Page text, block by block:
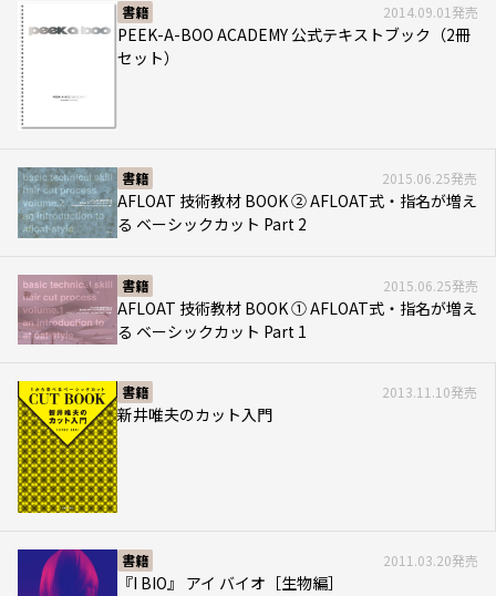
書籍 2014.09.01発売
PEEK-A-BOO ACADEMY 公式テキストブック（2冊
セット）
書籍 2015.06.25発売
AFLOAT 技術教材 BOOK ② AFLOAT式・指名が増え
る ベーシックカット Part 2
書籍 2015.06.25発売
AFLOAT 技術教材 BOOK ① AFLOAT式・指名が増え
る ベーシックカット Part 1
書籍 2013.11.10発売
新井唯夫のカット入門
書籍 2011.03.20発売
『I BIO』 アイ バイオ［生物編］